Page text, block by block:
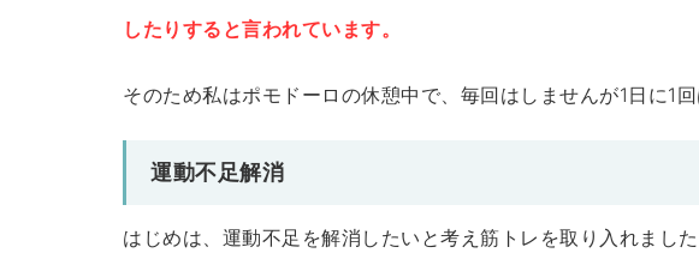
したりすると言われています。
そのため私はポモドーロの休憩中で、毎回はしませんが1日に1
運動不足解消
はじめは、運動不足を解消したいと考え筋トレを取り入れまし